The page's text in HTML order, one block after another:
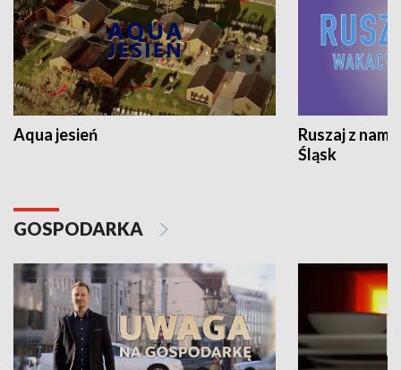
Aqua jesień
Ruszaj z
Śląsk
GOSPODARKA